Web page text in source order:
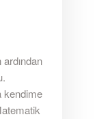
kendime